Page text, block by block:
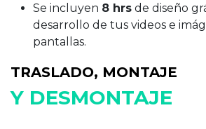
Se incluyen 8 hrs de diseño
desarrollo de tus videos e
pantallas.
TRASLADO, MONTAJE
Y DESMONTAJE